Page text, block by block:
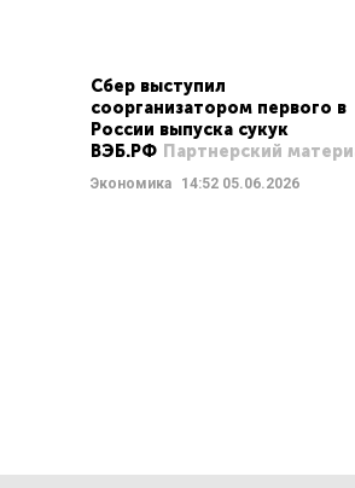
Сбер выступил
соорганизатором первого в
России выпуска сукук
ВЭБ.РФ Партнерский
Экономика 14:5205.06.2026